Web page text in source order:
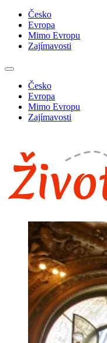
Česko
Evropa
Mimo Evropu
Zajímavosti
Česko
Evropa
Mimo Evropu
Zajímavosti